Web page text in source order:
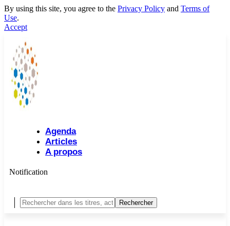
By using this site, you agree to the Privacy Policy and Terms of
Use.
Accept
Agenda
Articles
A propos
Notification